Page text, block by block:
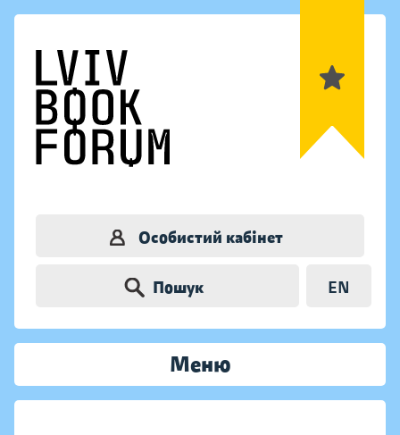
Особистий кабінет
Пошук EN
Меню